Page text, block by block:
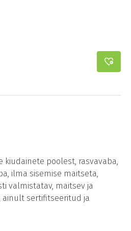
poolest, rasvavaba,
ilma sisemise maitseta,
valmistatav, maitsev ja
ainult sertifitseeritud ja